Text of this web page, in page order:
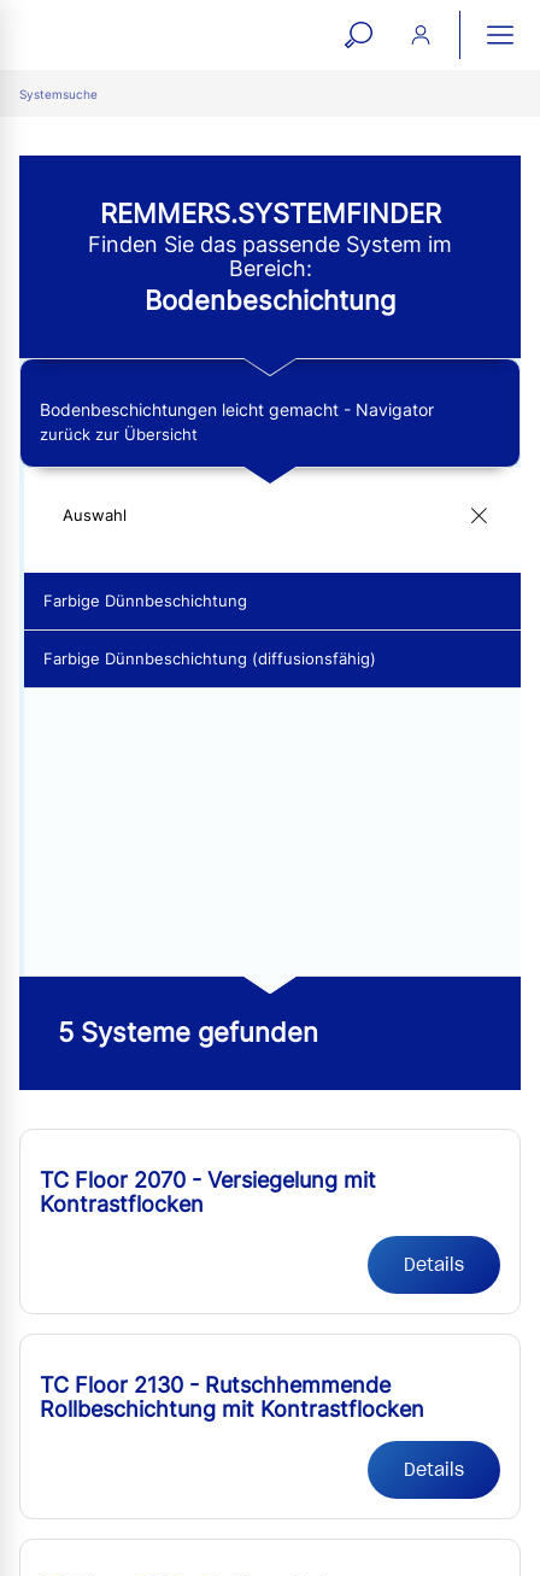
open
Systemsuche
REMMERS.SYSTEMFINDER
Finden Sie das passende System im
Bereich:
Bodenbeschichtung
Bodenbeschichtungen leicht gemacht - Navigator
zurück zur Übersicht
Auswahl
Farbige Dünnbeschichtung
Farbige Dünnbeschichtung (diffusionsfähig)
5 Systeme gefunden
TC Floor 2070 - Versiegelung mit
Kontrastflocken
Details
TC Floor 2130 - Rutschhemmende
Rollbeschichtung mit Kontrastflocken
Details